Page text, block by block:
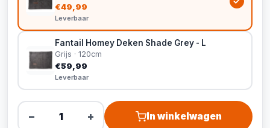
€49,99
Leverbaar
Fantail Homey Deken Shade Grey - L
Grijs · 120cm
€59,99
Leverbaar
− + In winkelwagen